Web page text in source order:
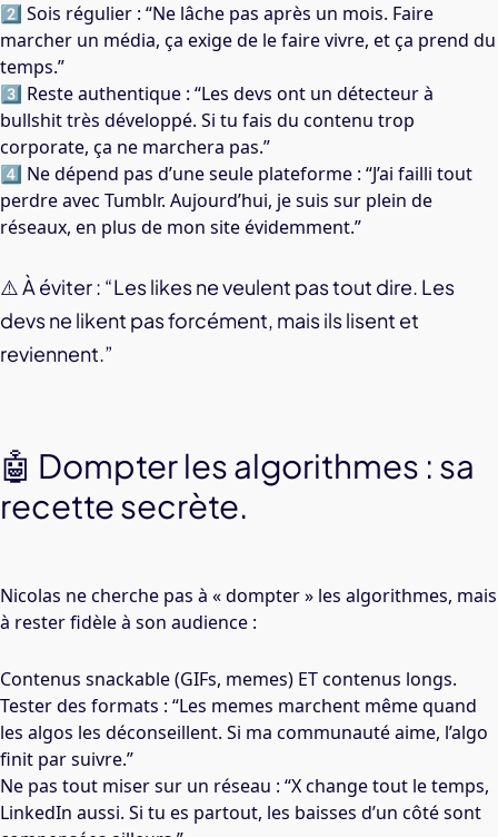
2️⃣ Sois régulier : “Ne lâche pas après un mois. Faire
marcher un média, ça exige de le faire vivre, et ça prend du
temps.”
3️⃣ Reste authentique : “Les devs ont un détecteur à
bullshit très développé. Si tu fais du contenu trop
corporate, ça ne marchera pas.”
4️⃣ Ne dépend pas d’une seule plateforme : “J’ai failli tout
perdre avec Tumblr. Aujourd’hui, je suis sur plein de
réseaux, en plus de mon site évidemment.”
⚠️ À éviter : “Les likes ne veulent pas tout dire. Les
devs ne likent pas forcément, mais ils lisent et
reviennent.”
🤖 Dompter les algorithmes : sa
recette secrète.
Nicolas ne cherche pas à « dompter » les algorithmes, mais
à rester fidèle à son audience :
Contenus snackable (GIFs, memes) ET contenus longs.
Tester des formats : “Les memes marchent même quand
les algos les déconseillent. Si ma communauté aime, l’algo
finit par suivre.”
Ne pas tout miser sur un réseau : “X change tout le temps,
LinkedIn aussi. Si tu es partout, les baisses d’un côté sont